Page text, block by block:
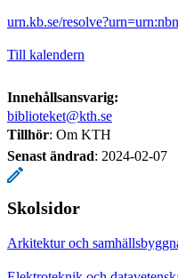
urn.kb.se/
Till kalendern
Innehållsansvarig:
biblioteket@kth.se
Tillhör: Om KTH
Senast ändrad: 2024-02-07
Skolsidor
Arkitektur och